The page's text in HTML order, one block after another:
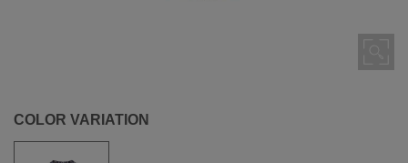
COLOR VARIATION